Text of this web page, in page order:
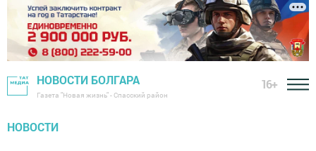
НОВОСТИ БОЛГАРА
Газета "Новая жизнь" - Спасский район
16+
НОВОСТИ